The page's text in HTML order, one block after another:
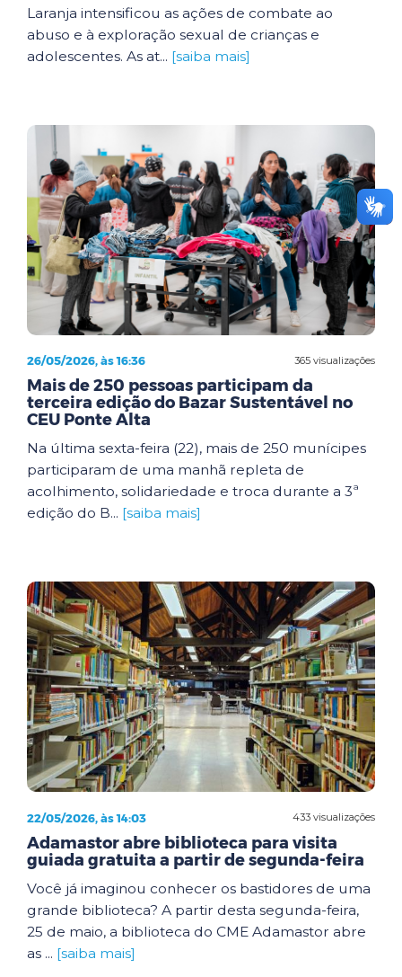
Laranja intensificou as ações de combate ao
abuso e à exploração sexual de crianças e
adolescentes. As at... [saiba mais]
365 visualizações
26/05/2026, às 16:36
Mais de 250 pessoas participam da
terceira edição do Bazar Sustentável no
CEU Ponte Alta
Na última sexta-feira (22), mais de 250 munícipes
participaram de uma manhã repleta de
acolhimento, solidariedade e troca durante a 3ª
edição do B... [saiba mais]
433 visualizações
22/05/2026, às 14:03
Adamastor abre biblioteca para visita
guiada gratuita a partir de segunda-feira
Você já imaginou conhecer os bastidores de uma
grande biblioteca? A partir desta segunda-feira,
25 de maio, a biblioteca do CME Adamastor abre
as ... [saiba mais]